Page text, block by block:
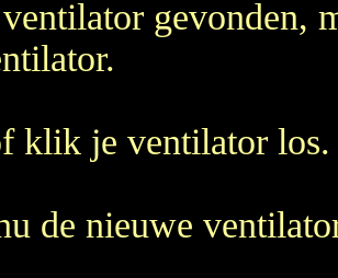
gevonden,
klik je ventilator los.
de nieuwe